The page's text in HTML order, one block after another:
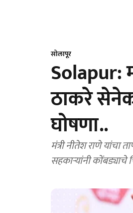
सोलापूर
Solapur:
ठाकरे
घोषणा..
मंत्री नीतेश राणे यांचा
सहकाऱ्यांनी